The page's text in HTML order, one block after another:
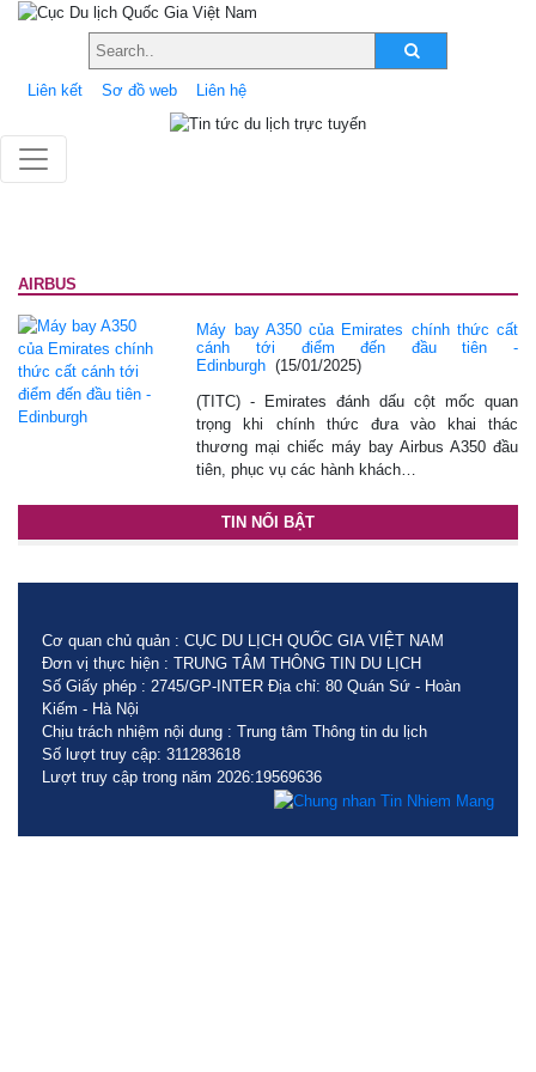
Liên kết Sơ đồ web Liên hệ
AIRBUS
Máy bay A350 của Emirates chính thức cất
cánh tới điểm đến đầu tiên -
Edinburgh (15/01/2025)
(TITC) - Emirates đánh dấu cột mốc quan
trọng khi chính thức đưa vào khai thác
thương mại chiếc máy bay Airbus A350 đầu
tiên, phục vụ các hành khách…
TIN NỔI BẬT
Cơ quan chủ quản : CỤC DU LỊCH QUỐC GIA VIỆT NAM
Đơn vị thực hiện : TRUNG TÂM THÔNG TIN DU LỊCH
Số Giấy phép : 2745/GP-INTER Địa chỉ: 80 Quán Sứ - Hoàn
Kiếm - Hà Nội
Chịu trách nhiệm nội dung : Trung tâm Thông tin du lịch
Số lượt truy cập: 311283618
Lượt truy cập trong năm 2026:19569636